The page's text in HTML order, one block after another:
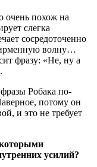
очень похож на
слегка
сосредоточенно
волну…
фразу: «Не, ну а
Робака по-
потому он
и это не требует
которыми
усилий?